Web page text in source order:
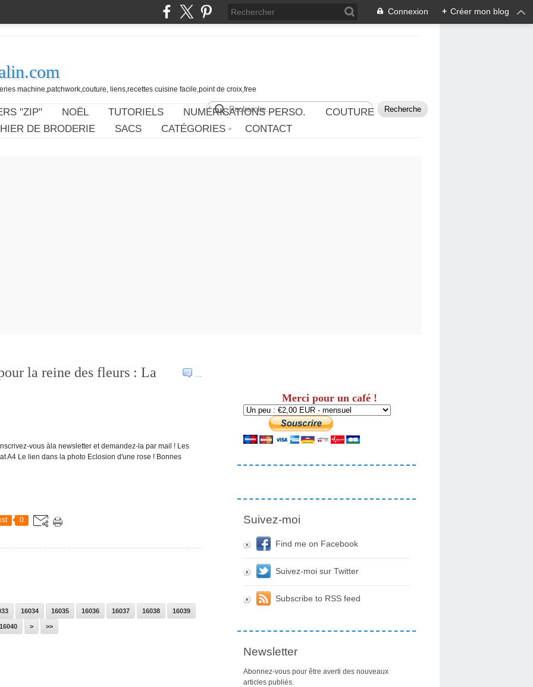
Connexion + Créer mon blog
machine,patchwork,couture, liens,recettes cuisine facile,point de croix,free
"ZIP" NOËL TUTORIELS NUMÉRISATIONS PERSO.
COUTURE
DE BRODERIE
SACS CATÉGORIES CONTACT
…
la reine des fleurs : La
vous àla newsletter et demandez-la par mail ! Les
A4 Le lien dans la photo Eclosion d'une rose ! Bonnes
0
16034 16035 16036 16037 16038 16039
16040 16050
16060
16070
16080
16090
16100
> >>
Merci pour un café !
Suivez-moi
Find me on Facebook
Suivez-moi sur Twitter
Subscribe to RSS feed
Newsletter
Abonnez-vous pour être averti des nouveaux
articles publiés.